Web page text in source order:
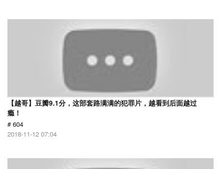
【越哥】豆瓣9.1分，这部套路满满的犯罪片，越看到后面越过
瘾！
# 604
2018-11-12 07:04